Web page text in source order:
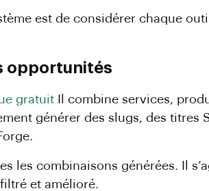
est de considérer chaque
opportunités
gratuit Il combine services,
générer des slugs, des titres
les combinaisons générées. Il
et amélioré.